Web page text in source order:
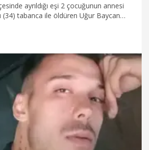
ayrıldığı eşi 2 çocuğunun annesi
(34) tabanca ile öldüren Uğur Baycan